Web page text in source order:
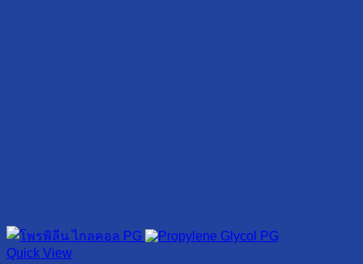
Quick View